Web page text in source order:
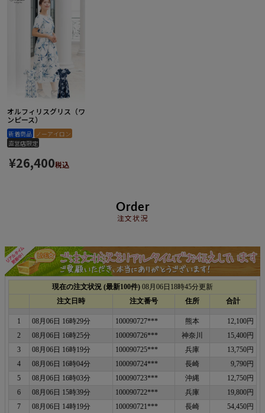
オルフィリスグリス（ワ
ンピース）
新着商品 ノーアイロン
直営店限定
¥26,400税込
Order
注文状況